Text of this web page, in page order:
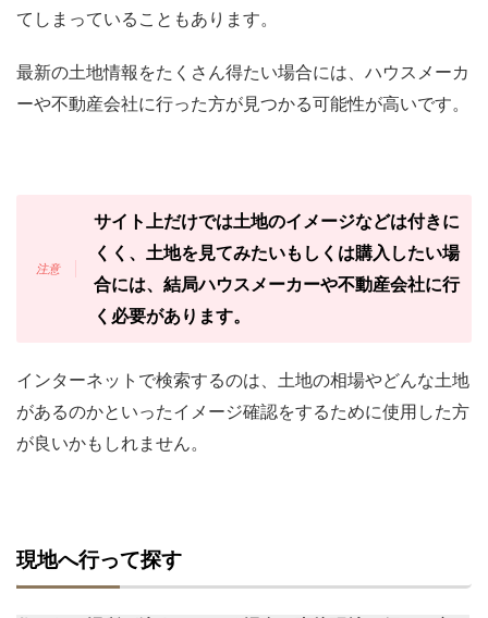
てしまっていることもあります。
最新の土地情報をたくさん得たい場合には、ハウスメーカ
ーや不動産会社に行った方が見つかる可能性が高いです。
サイト上だけでは土地のイメージなどは付きに
くく、土地を見てみたいもしくは購入したい場
合には、結局ハウスメーカーや不動産会社に行
く必要があります。
インターネットで検索するのは、土地の相場やどんな土地
があるのかといったイメージ確認をするために使用した方
が良いかもしれません。
現地へ行って探す